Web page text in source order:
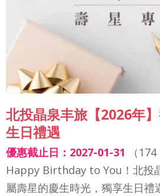
北投晶泉丰旅【2026年
生日禮遇
優惠截止日：2027-01-31 （ 174
Happy Birthday to You！北投
屬壽星的慶生時光，獨享生日禮